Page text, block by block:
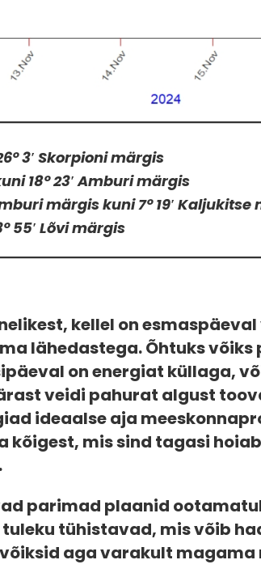
3′ Skorpioni märgis
18° 23′ Amburi märgis
märgis kuni 7° 19′ Kaljukitse
55′ Lõvi märgis
kellel on
lähedastega. Õhtuks
on energiat küllaga,
veidi pahurat algust
ideaalse aja
kõigest, mis sind tagasi
parimad plaanid
tühistavad, mis võib
aga varakult